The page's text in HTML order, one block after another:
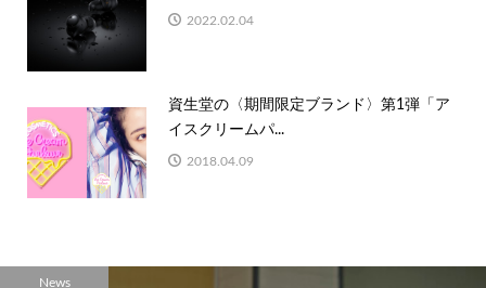
2022.02.04
資生堂の〈期間限定ブランド〉第1弾「ア
イスクリームパ...
2018.04.09
News